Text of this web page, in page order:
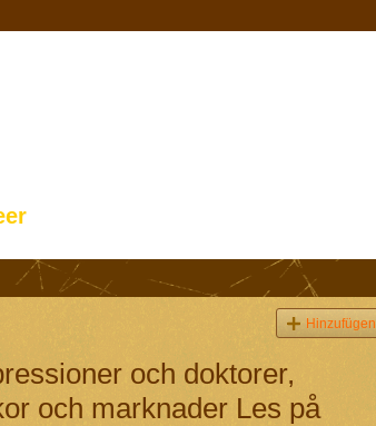
Hinzufügen
och doktorer,
och marknader Les på